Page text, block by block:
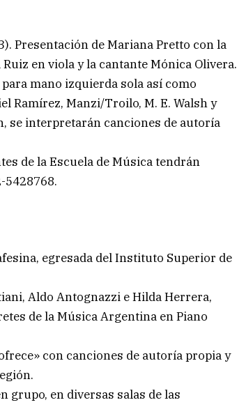
Presentación de Mariana Pretto con la
en viola y la cantante Mónica Olivera.
mano izquierda sola así como
Ramírez, Manzi/Troilo, M. E. Walsh y
se interpretarán canciones de autoría
de la Escuela de Música tendrán
5428768.
egresada del Instituto Superior de
Aldo Antognazzi e Hilda Herrera,
de la Música Argentina en Piano
con canciones de autoría propia y
grupo, en diversas salas de las